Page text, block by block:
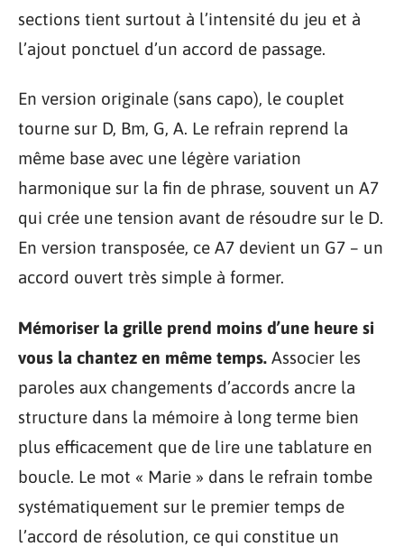
sections tient surtout à l’intensité du jeu et à
l’ajout ponctuel d’un accord de passage.
En version originale (sans capo), le couplet
tourne sur D, Bm, G, A. Le refrain reprend la
même base avec une légère variation
harmonique sur la fin de phrase, souvent un A7
qui crée une tension avant de résoudre sur le D.
En version transposée, ce A7 devient un G7 – un
accord ouvert très simple à former.
Mémoriser la grille prend moins d’une heure si
vous la chantez en même temps. Associer les
paroles aux changements d’accords ancre la
structure dans la mémoire à long terme bien
plus efficacement que de lire une tablature en
boucle. Le mot « Marie » dans le refrain tombe
systématiquement sur le premier temps de
l’accord de résolution, ce qui constitue un